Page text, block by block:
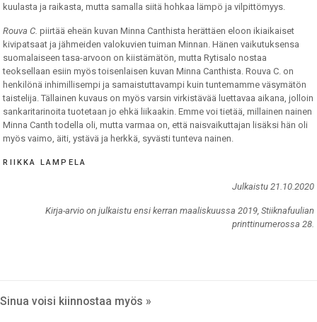
kuulasta ja raikasta, mutta samalla siitä hohkaa lämpö ja vilpittömyys.
Rouva C. piirtää eheän kuvan Minna Canthista herättäen eloon ikiaikaiset
kivipatsaat ja jähmeiden valokuvien tuiman Minnan. Hänen vaikutuksensa
suomalaiseen tasa-arvoon on kiistämätön, mutta Rytisalo nostaa
teoksellaan esiin myös toisenlaisen kuvan Minna Canthista. Rouva C. on
henkilönä inhimillisempi ja samaistuttavampi kuin tuntemamme väsymätön
taistelija. Tällainen kuvaus on myös varsin virkistävää luettavaa aikana, jolloin
sankaritarinoita tuotetaan jo ehkä liikaakin. Emme voi tietää, millainen nainen
Minna Canth todella oli, mutta varmaa on, että naisvaikuttajan lisäksi hän oli
myös vaimo, äiti, ystävä ja herkkä, syvästi tunteva nainen.
RIIKKA LAMPELA
Julkaistu 21.10.2020
Kirja-arvio on julkaistu ensi kerran maaliskuussa 2019, Stiiknafuulian
printtinumerossa 28.
Sinua voisi kiinnostaa myös »